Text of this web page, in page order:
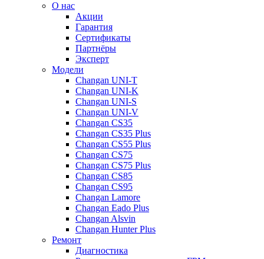
О нас
Акции
Гарантия
Сертификаты
Партнёры
Эксперт
Модели
Changan UNI-T
Changan UNI-K
Changan UNI-S
Changan UNI-V
Changan CS35
Changan CS35 Plus
Changan CS55 Plus
Changan CS75
Changan CS75 Plus
Changan CS85
Changan CS95
Changan Lamore
Changan Eado Plus
Changan Alsvin
Changan Hunter Plus
Ремонт
Диагностика